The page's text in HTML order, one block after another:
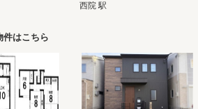
西院 駅
件はこちら